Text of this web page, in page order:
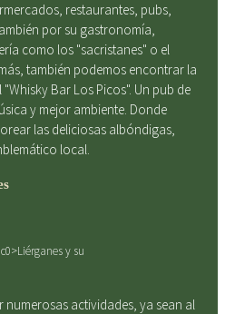
restaurantes, pubs,
por su gastronomía,
como los "sacristanes" o el
también podemos encontrar la
Bar Los Picos". Un pub de
y mejor ambiente. Donde
las deliciosas albóndigas,
local.
actividades, ya sean al